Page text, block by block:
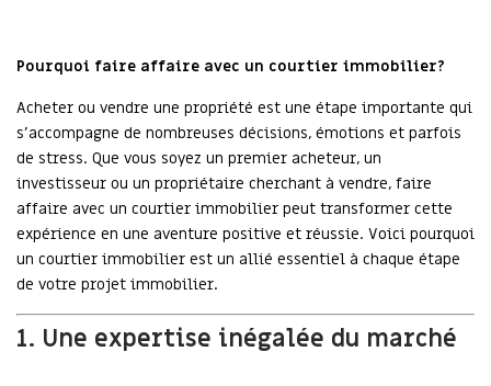
Pourquoi faire affaire avec un courtier immobilier?
Acheter ou vendre une propriété est une étape importante qui
s'accompagne de nombreuses décisions, émotions et parfois
de stress. Que vous soyez un premier acheteur, un
investisseur ou un propriétaire cherchant à vendre, faire
affaire avec un courtier immobilier peut transformer cette
expérience en une aventure positive et réussie. Voici pourquoi
un courtier immobilier est un allié essentiel à chaque étape
de votre projet immobilier.
1. Une expertise inégalée du marché